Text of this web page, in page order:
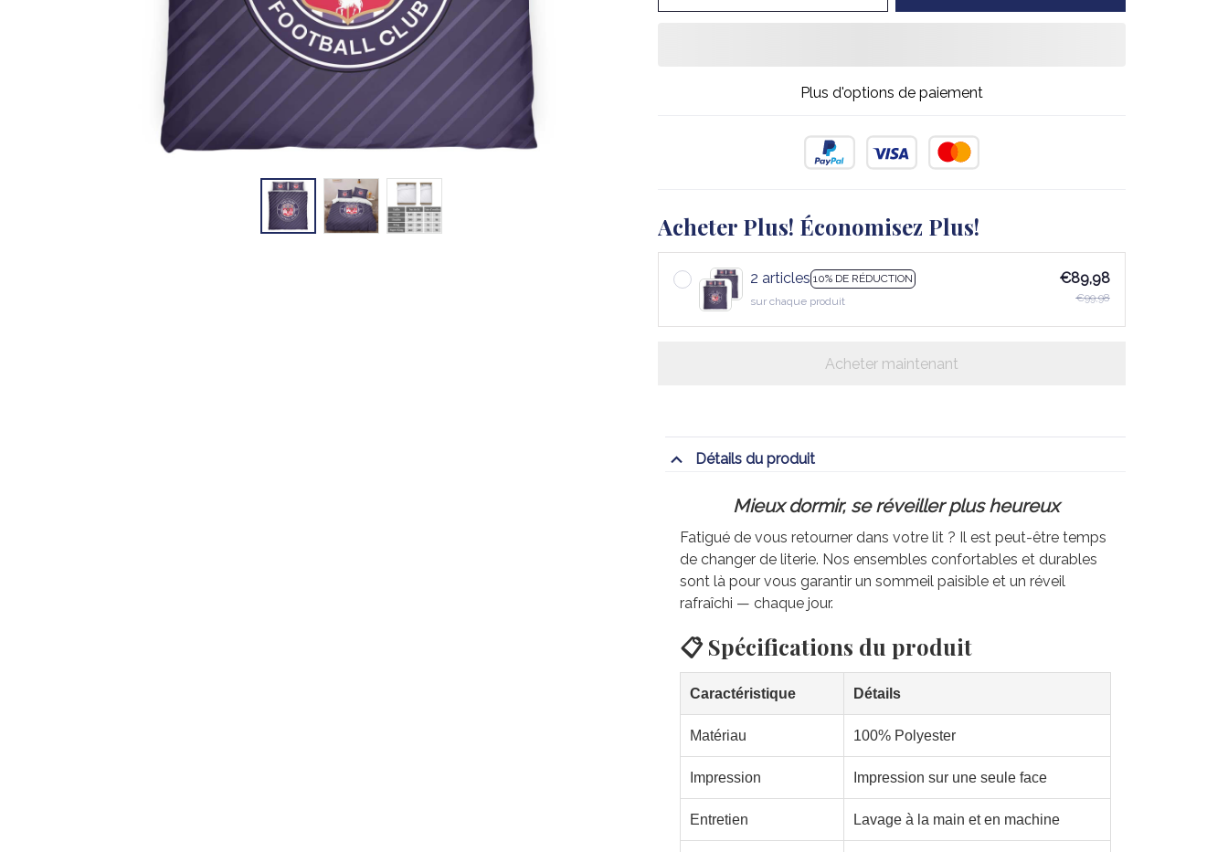
Plus d'options de paiement
Acheter Plus! Économisez Plus!
2 articles 10% DE RÉDUCTION
sur chaque produit
€89,98
€99,98
Acheter maintenant
Détails du produit
Mieux dormir, se réveiller plus heureux
Fatigué de vous retourner dans votre lit ? Il est peut-être temps
de changer de literie. Nos ensembles confortables et durables
sont là pour vous garantir un sommeil paisible et un réveil
rafraîchi — chaque jour.
📋 Spécifications du produit
Caractéristique Détails
Matériau 100% Polyester
Impression Impression sur une seule face
Entretien Lavage à la main et en machine